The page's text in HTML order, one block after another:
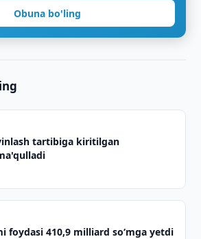
Obuna bo'ling
tartibiga kiritilgan
foydasi 410,9 milliard so‘mga yetdi